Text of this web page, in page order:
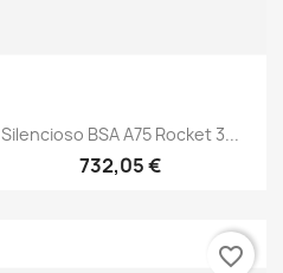
Vista rápida
Silencioso BSA A75 Rocket 3...
732,05 €
favorite_border